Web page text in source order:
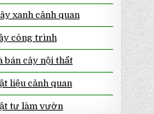
xanh cảnh quan
công trình
bán cây nội thất
liệu cảnh quan
tư làm vườn